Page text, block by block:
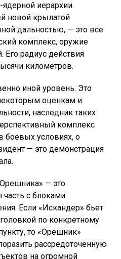
ядерной иерархии.
новой крылатой
дальностью, — это все
комплекс, оружие
Его радиус действия
километров.
иной уровень. Это
оценкам и
наследник таких
комплекс
боевых условиях, о
— это демонстрация
— это
с блоками
Если «Искандер» бьет
по конкретному
то «Орешник»
рассредоточенную
на огромной